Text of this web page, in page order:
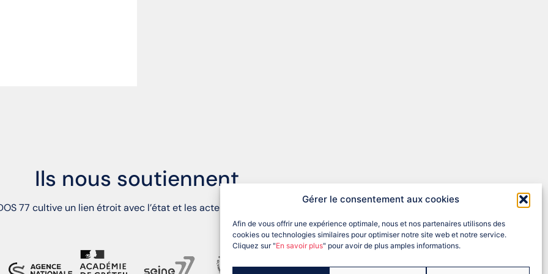
Gérer le consentement aux cookies
Afin de vous offrir une expérience optimale, nous et nos partenaires utilisons des
cookies ou technologies similaires pour optimiser notre site web et notre service.
Cliquez sur "En savoir plus" pour avoir de plus amples informations.
Ils nous soutiennent
77 cultive un lien étroit avec l’état et les acteurs du territoires.